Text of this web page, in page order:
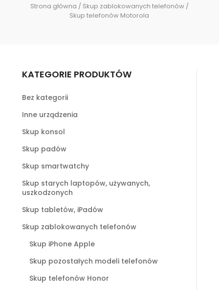
Strona główna / Skup zablokowanych telefonów/
Skup telefonów Motorola
KATEGORIE PRODUKTÓW
Bez kategorii
Inne urządzenia
Skup konsol
Skup padów
Skup smartwatchy
Skup starych laptopów, używanych,
uszkodzonych
Skup tabletów, iPadów
Skup zablokowanych telefonów
Skup iPhone Apple
Skup pozostałych modeli telefonów
Skup telefonów Honor